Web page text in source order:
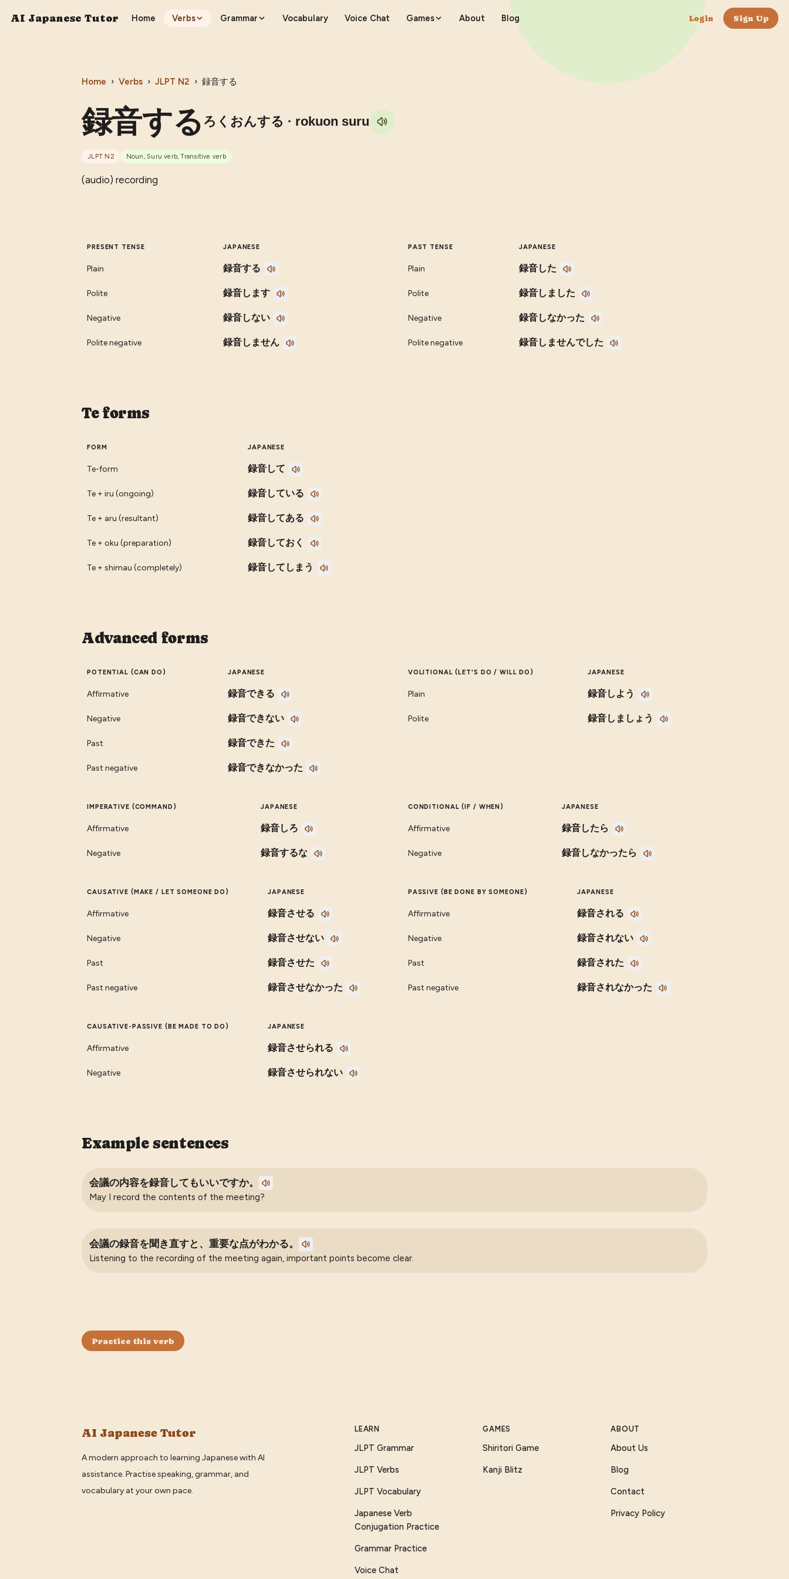
AI Japanese Tutor Home Verbs Grammar Vocabulary Voice Chat Games About Blog Login Sign Up
Home › Verbs › JLPT N2 › 録音する
録音する ろくおんする · rokuon suru
JLPT N2 Noun, Suru verb, Transitive verb
(audio) recording
PRESENT TENSE JAPANESE
Plain 録音する
Polite 録音します
Negative 録音しない
Polite negative 録音しません
PAST TENSE JAPANESE
Plain 録音した
Polite 録音しました
Negative 録音しなかった
Polite negative 録音しませんでした
Te forms
FORM JAPANESE
Te-form 録音して
Te + iru (ongoing) 録音している
Te + aru (resultant) 録音してある
Te + oku (preparation) 録音しておく
Te + shimau (completely) 録音してしまう
Advanced forms
POTENTIAL (CAN DO) JAPANESE
Affirmative 録音できる
Negative 録音できない
Past 録音できた
Past negative 録音できなかった
VOLITIONAL (LET'S DO / WILL DO) JAPANESE
Plain 録音しよう
Polite 録音しましょう
IMPERATIVE (COMMAND) JAPANESE
Affirmative 録音しろ
Negative 録音するな
CONDITIONAL (IF / WHEN) JAPANESE
Affirmative 録音したら
Negative 録音しなかったら
CAUSATIVE (MAKE / LET SOMEONE DO) JAPANESE
Affirmative 録音させる
Negative 録音させない
Past 録音させた
Past negative 録音させなかった
PASSIVE (BE DONE BY SOMEONE) JAPANESE
Affirmative 録音される
Negative 録音されない
Past 録音された
Past negative 録音されなかった
CAUSATIVE-PASSIVE (BE MADE TO DO) JAPANESE
Affirmative 録音させられる
Negative 録音させられない
Example sentences
会議の内容を録音してもいいですか。
May I record the contents of the meeting?
会議の録音を聞き直すと、重要な点がわかる。
Listening to the recording of the meeting again, important points become clear.
Practice this verb
AI Japanese Tutor
A modern approach to learning Japanese with AI
assistance. Practise speaking, grammar, and
vocabulary at your own pace.
LEARN
JLPT Grammar
JLPT Verbs
JLPT Vocabulary
Japanese Verb
Conjugation Practice
Grammar Practice
Voice Chat
GAMES
Shiritori Game
Kanji Blitz
ABOUT
About Us
Blog
Contact
Privacy Policy